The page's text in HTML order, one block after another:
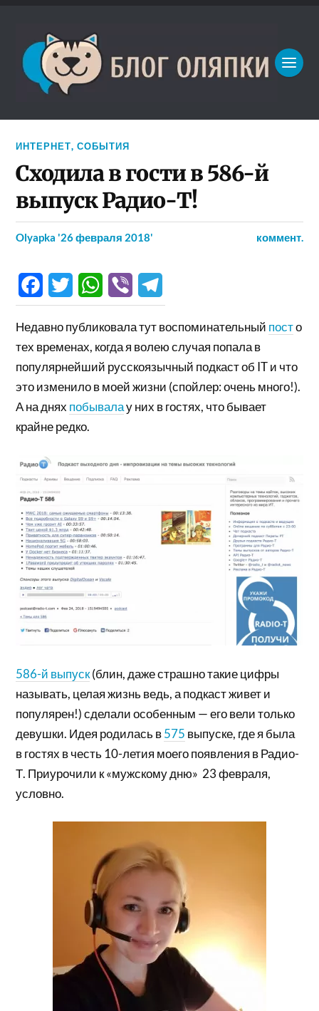
ИНТЕРНЕТ,СОБЫТИЯ
Сходила в гости в 586-й
выпуск Радио-Т!
Olyapka '26 февраля 2018' коммент.
FacebookTwitter WhatsApp
Viber
Недавно публиковала тут воспоминательный посто
тех временах, когда я волею случая попала в
популярнейший русскоязычный подкаст об IT и что
это изменило в моей жизни (спойлер: очень много!).
А на днях побывалау них в гостях, что бывает
крайне редко.
586-й выпуск(блин, даже страшно такие цифры
называть, целая жизнь ведь, а подкаст живет и
популярен!) сделали особенным — его вели только
девушки. Идея родилась в575 выпуске, где я была
в гостях в честь 10-летия моего появления в Радио-
Т. Приурочили к «мужскому дню» 23 февраля,
условно.